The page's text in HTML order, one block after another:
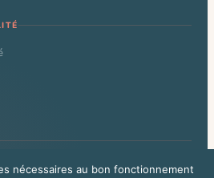
nécessaires au bon fonctionnement